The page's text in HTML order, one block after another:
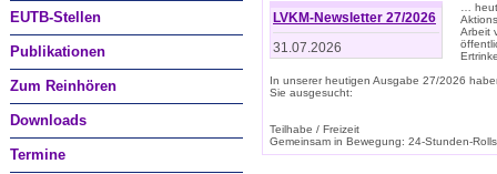
EUTB-Stellen
Publikationen
Zum Reinhören
Downloads
Termine
LVKM-Newsletter 27/2026
31.07.2026
…
Arbeit
In unserer heutigen Ausgabe 27/2026
Sie ausgesucht:
Teilhabe / Freizeit
Gemeinsam in Bewegung: 24-Stunden-